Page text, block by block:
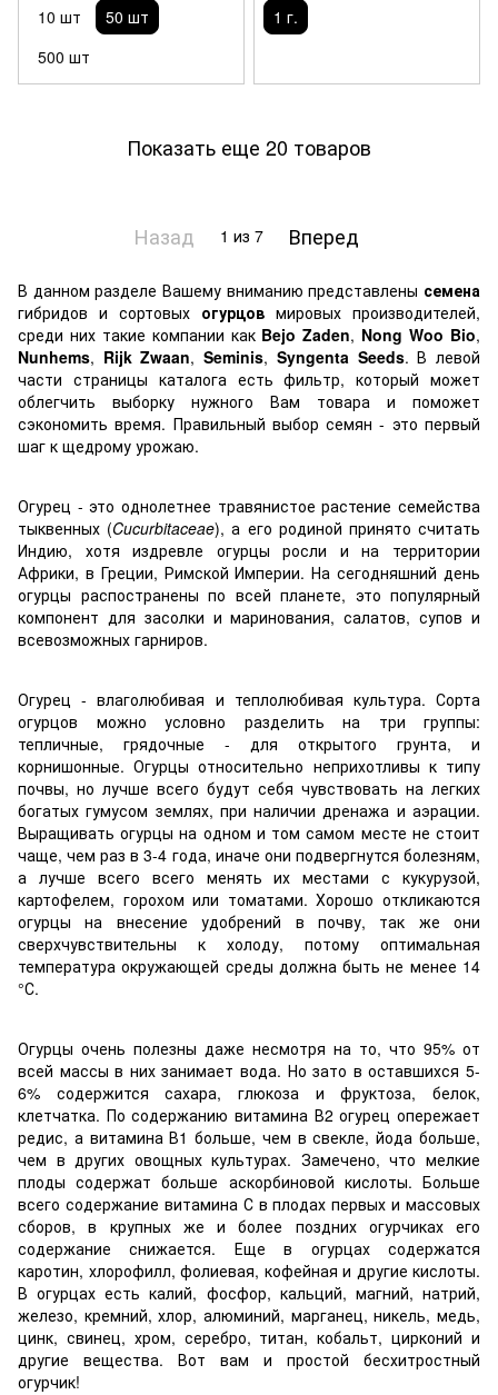
10 шт
50 шт
500 шт
1 г.
Показать еще 20 товаров
Назад 1 из 7 Вперед
В данном разделе Вашему вниманию представлены семена
гибридов и сортовых огурцов мировых производителей,
среди них такие компании как Bejo Zaden, Nong Woo Bio,
Nunhems, Rijk Zwaan,Seminis, Syngenta Seeds. В левой
части страницы каталога есть фильтр, который может
облегчить выборку нужного Вам товара и поможет
сэкономить время. Правильный выбор семян - это первый
шаг к щедрому урожаю.
Огурец - это однолетнее травянистое растение семейства
тыквенных (Cucurbitaceae), а его родиной принято считать
Индию, хотя издревле огурцы росли и на территории
Африки, в Греции, Римской Империи. На сегодняшний день
огурцы распостранены по всей планете, это популярный
компонент для засолки и маринования, салатов, супов и
всевозможных гарниров.
Огурец - влаголюбивая и теплолюбивая культура. Сорта
огурцов можно условно разделить на три группы:
тепличные, грядочные - для открытого грунта, и
корнишонные. Огурцы относительно неприхотливы к типу
почвы, но лучше всего будут себя чувствовать на легких
богатых гумусом землях, при наличии дренажа и аэрации.
Выращивать огурцы на одном и том самом месте не стоит
чаще, чем раз в 3-4 года, иначе они подвергнутся болезням,
а лучше всего всего менять их местами с кукурузой,
картофелем, горохом или томатами. Хорошо откликаются
огурцы на внесение удобрений в почву, так же они
сверхчувствительны к холоду, потому оптимальная
температура окружающей среды должна быть не менее 14
°С.
Огурцы очень полезны даже несмотря на то, что 95% от
всей массы в них занимает вода. Но зато в оставшихся 5-
6% содержится сахара, глюкоза и фруктоза, белок,
клетчатка. По содержанию витамина В2 огурец опережает
редис, а витамина В1 больше, чем в свекле, йода больше,
чем в других овощных культурах. Замечено, что мелкие
плоды содержат больше аскорбиновой кислоты. Больше
всего содержание витамина С в плодах первых и массовых
сборов, в крупных же и более поздних огурчиках его
содержание снижается. Еще в огурцах содержатся
каротин, хлорофилл, фолиевая, кофейная и другие кислоты.
В огурцах есть калий, фосфор, кальций, магний, натрий,
железо, кремний, хлор, алюминий, марганец, никель, медь,
цинк, свинец, хром, серебро, титан, кобальт, цирконий и
другие вещества. Вот вам и простой бесхитростный
огурчик!